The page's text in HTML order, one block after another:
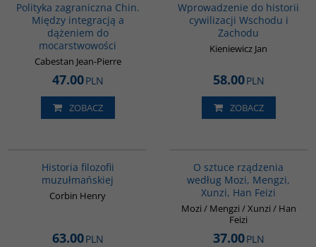
Polityka zagraniczna Chin.
Między integracją a
dążeniem do
mocarstwowości
Cabestan Jean-Pierre
47.00PLN
ZOBACZ
Wprowadzenie do historii
cywilizacji Wschodu i
Zachodu
Kieniewicz Jan
58.00PLN
ZOBACZ
Historia filozofii
muzułmańskiej
Corbin Henry
63.00PLN
O sztuce rządzenia
według Mozi, Mengzi,
Xunzi, Han Feizi
Mozi / Mengzi / Xunzi / Han
Feizi
37.00PLN